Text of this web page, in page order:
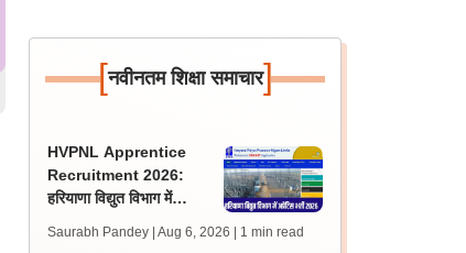
[नवीनतम शिक्षा समाचार]
HVPNL Apprentice
Recruitment 2026:
हरियाणा विद्युत विभाग में
जारी, चयन प्रक्रिया
Saurabh Pandey | Aug 6, 2026 | 1 min read